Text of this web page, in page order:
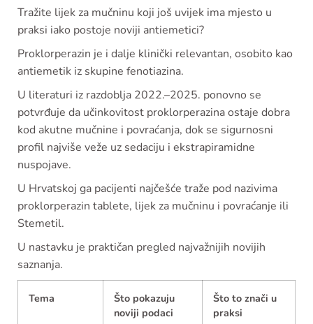
Tražite lijek za mučninu koji još uvijek ima mjesto u
praksi iako postoje noviji antiemetici?
Proklorperazin je i dalje klinički relevantan, osobito kao
antiemetik iz skupine fenotiazina.
U literaturi iz razdoblja 2022.–2025. ponovno se
potvrđuje da učinkovitost proklorperazina ostaje dobra
kod akutne mučnine i povraćanja, dok se sigurnosni
profil najviše veže uz sedaciju i ekstrapiramidne
nuspojave.
U Hrvatskoj ga pacijenti najčešće traže pod nazivima
proklorperazin tablete, lijek za mučninu i povraćanje ili
Stemetil.
U nastavku je praktičan pregled najvažnijih novijih
saznanja.
Tema
Što pokazuju
noviji podaci
Što to znači u
praksi